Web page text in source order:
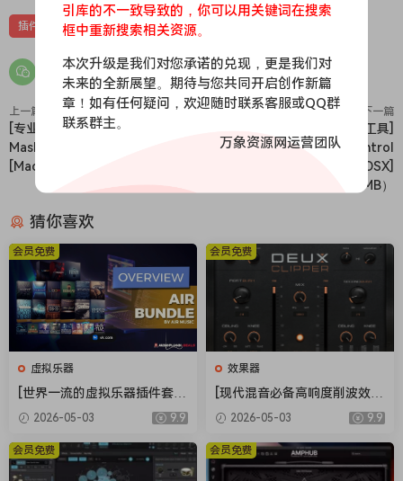
插件 效果器
上一篇
[专业DJ音乐制作软件] Loop
Mash Up Pro 1.2.15-TNT
[MacOSX]（444MB）
下一篇
[音调平衡控制母带处理工具]
iZotope Tonal Balance Control
3 v3.0.0 [WiN, MacOSX]
（65.66MB+276.7MB）
猜你喜欢
虚拟乐器
[世界一流的虚拟乐器插件套
装] AIR Music Technology In
struments Bundle 2025-R2
R [WiN]（5.92GB）
2026-05-03 9.9
会员免费
效果器
[现代混音必备高响度削波效果
插件] Audioloom Maciel Aud
io Deux Clipper v1.0.0 [WiN,
MacOSX]（34.5MB+145MB)
2026-05-03 9.9
会员免费
会员免费 会员免费
引库的不一致导致的，你可以用关键词在搜索
框中重新搜索相关资源。
本次升级是我们对您承诺的兑现，更是我们对
未来的全新展望。期待与您共同开启创作新篇
章！如有任何疑问，欢迎随时联系客服或QQ群
联系群主。
万象资源网运营团队